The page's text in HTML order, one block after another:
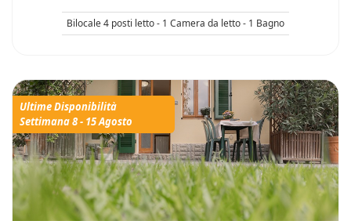
Bilocale 4 posti letto - 1 Camera da letto - 1 Bagno
Ultime Disponibilità
Settimana 8 - 15 Agosto